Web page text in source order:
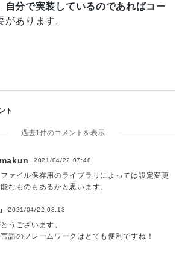
まずはEBSで動くものをサクッとつくって、転
つ、余裕を見てフレームワークとS3の学習を
自分で実装しているのであればコー
あります。
ト
過去1件のコメントを表示
2021/04/22 07:48
ァイル保存用のライブラリによっては設定変更
なものもあるかと思います。
2021/04/22 08:13
うございます。
語のフレームワークはとても便利ですね！
作成を急ぎ、Laravelを学ぶ前に、インフラ関